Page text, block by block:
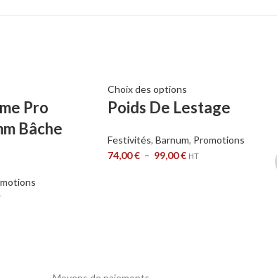
Pro
Bâche
Choix des options
Poids De Lestage
Festivités,Barnum, Promotions
74,00€ – 99,00€ HT